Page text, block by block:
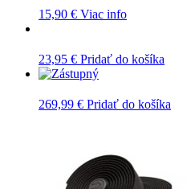
15,90 € Viac info
23,95 € Pridať do košíka
269,99 € Pridať do košíka